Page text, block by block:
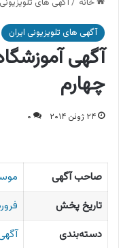
آگهی های تلویزیونی ایران
آگهی
چهارم
۲۴ ژوئن ۲۰۱۴ ۰
صاحب آگهی
تاریخ پخش
دسته‌بندی